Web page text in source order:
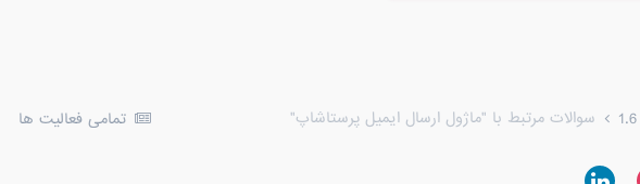
تمامی فعالیت ها سوالات مرتبط با "ماژول ارسال ایمیل پرستاشاپ"